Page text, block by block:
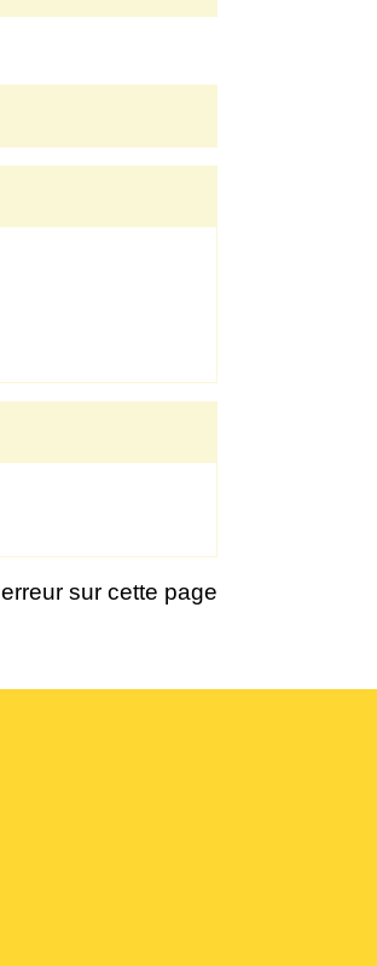
sur cette page